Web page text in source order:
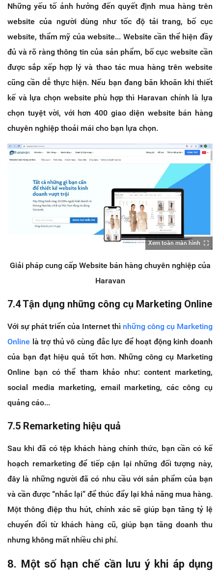
Những yếu tố ảnh hưởng đến quyết định mua hàng trên
website của người dùng như tốc độ tải trang, bố cục
website, thẩm mỹ của website... Website cần thể hiện đầy
đủ và rõ ràng thông tin của sản phẩm, bố cục website cần
được sắp xếp hợp lý và thao tác mua hàng trên website
cũng cần dễ thực hiện. Nếu bạn đang băn khoăn khi thiết
kế và lựa chọn website phù hợp thì Haravan chính là lựa
chọn tuyệt vời, với hơn 400 giao diện website bán hàng
chuyên nghiệp thoải mái cho bạn lựa chọn.
Xem toàn màn hình
Giải pháp cung cấp Website bán hàng chuyên nghiệp của
Haravan
7.4 Tận dụng những công cụ Marketing Online
Với sự phát triển của Internet thì những công cụ Marketing
Online là trợ thủ vô cùng đắc lực để hoạt động kinh doanh
của bạn đạt hiệu quả tốt hơn. Những công cụ Marketing
Online bạn có thể tham khảo như: content marketing,
social media marketing, email marketing, các công cụ
quảng cáo...
7.5 Remarketing hiệu quả
Sau khi đã có tệp khách hàng chính thức, bạn cần có kế
hoạch remarketing để tiếp cận lại những đối tượng này,
đây là những người đã có nhu cầu với sản phẩm của bạn
và cần được “nhắc lại” để thúc đẩy lại khả năng mua hàng.
Một thông điệp thu hút, chính xác sẽ giúp bạn tăng tỷ lệ
chuyển đổi từ khách hàng cũ, giúp bạn tăng doanh thu
nhưng không mất nhiều chi phí.
8. Một số hạn chế cần lưu ý khi áp dụng